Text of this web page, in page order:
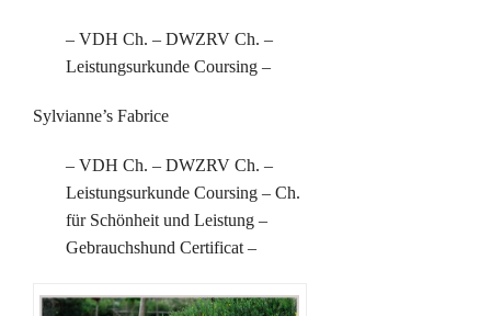
– VDH Ch. – DWZRV Ch. –
Leistungsurkunde Coursing –
Sylvianne’s Fabrice
– VDH Ch. – DWZRV Ch. –
Leistungsurkunde Coursing – Ch.
für Schönheit und Leistung –
Gebrauchshund Certificat –